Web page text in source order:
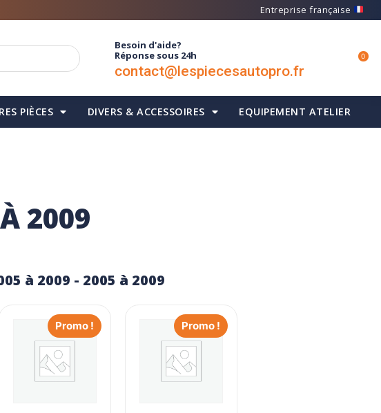
Entreprise française
Besoin d'aide?
Réponse sous 24h
contact@lespiecesautopro.fr
0
PIÈCES DIVERS & ACCESSOIRES EQUIPEMENT ATELIER
2009
à 2009 - 2005 à 2009
Promo ! Promo !